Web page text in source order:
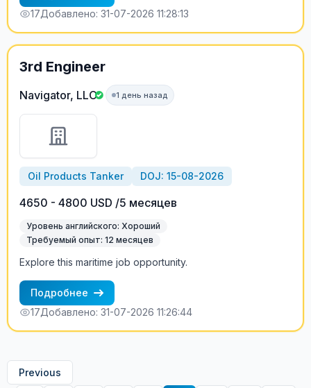
17Добавлено: 31-07-2026 11:28:13
3rd Engineer
Navigator, LLC 1 день назад
Oil Products Tanker DOJ: 15-08-2026
4650 - 4800 USD /5 месяцев
Уровень английского: Хороший
Требуемый опыт: 12 месяцев
Explore this maritime job opportunity.
Подробнее
17Добавлено: 31-07-2026 11:26:44
Previous